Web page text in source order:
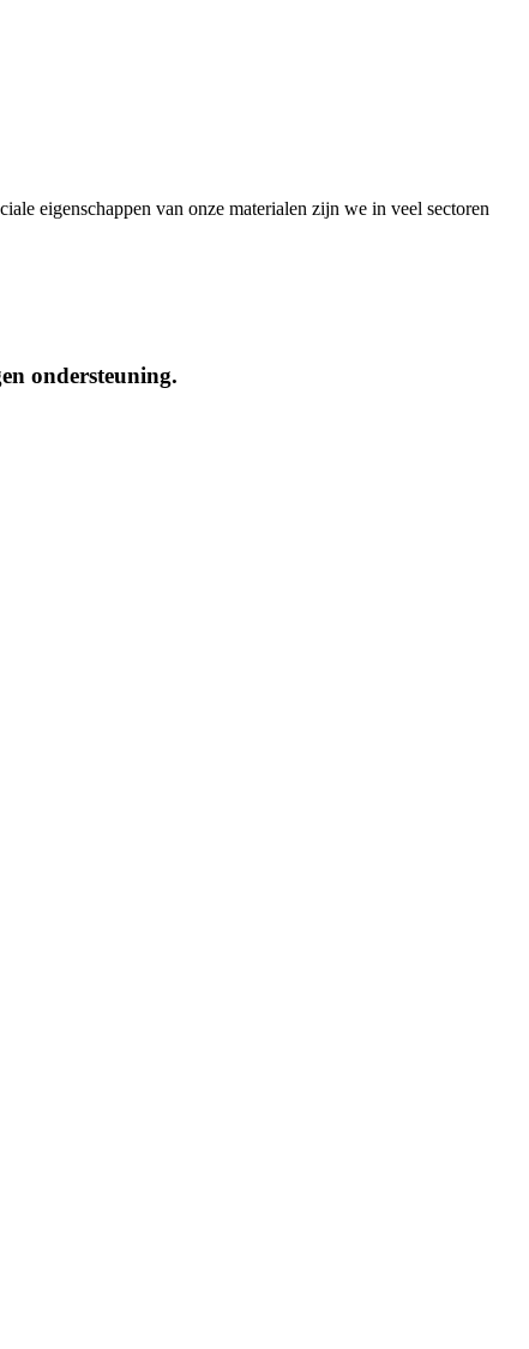
eigenschappen van onze materialen zijn we in veel sectoren
ondersteuning.